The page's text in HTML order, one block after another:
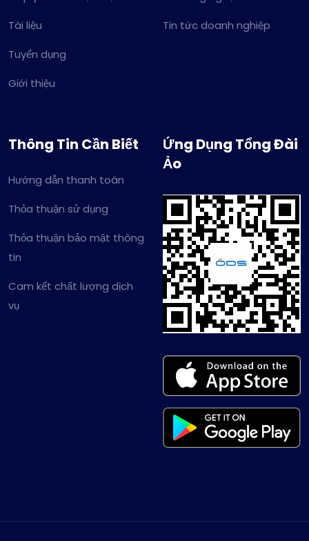
Tài liệu
Tuyển dụng
Giới thiệu
Tin tức doanh nghiệp
Thông Tin Cần Biết
Hướng dẫn thanh toán
Thỏa thuận sử dụng
Thỏa thuận bảo mật thông
tin
Cam kết chất lượng dịch
vụ
Ứng Dụng Tổng Đài
Ảo